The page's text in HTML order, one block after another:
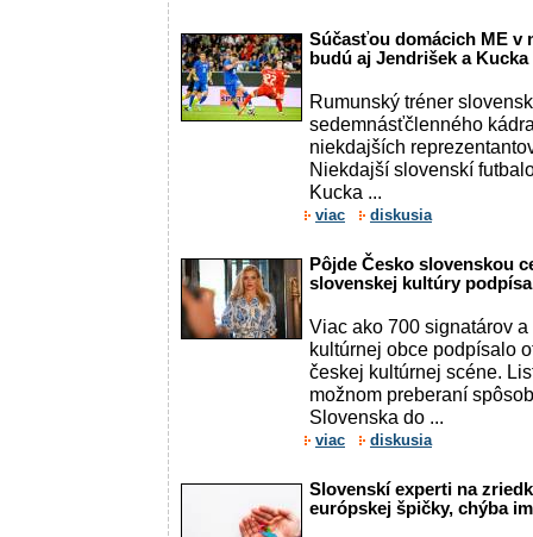
Súčasťou domácich ME v
budú aj Jendrišek a Kucka
Rumunský tréner
sedemnásťčlenného
niekdajších
Niekdajší slovenskí
Kucka ...
viac diskusia
Pôjde Česko slovenskou
slovenskej kultúry
Viac ako 700 signatárov
kultúrnej obce podpísalo
českej kultúrnej scéne.
možnom preberaní
Slovenska do ...
viac diskusia
Slovenskí experti na
európskej špičky, chýba